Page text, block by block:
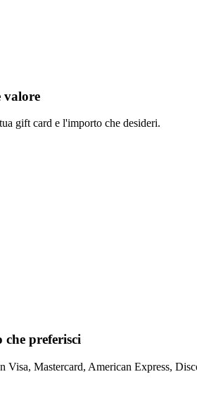
valore
gift card e l'importo che desideri.
che preferisci
Visa, Mastercard, American Express,